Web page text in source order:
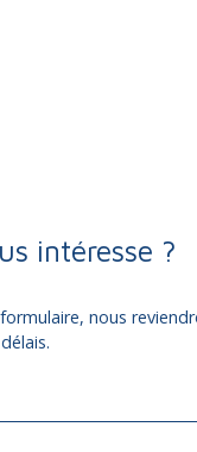
intéresse ?
nous